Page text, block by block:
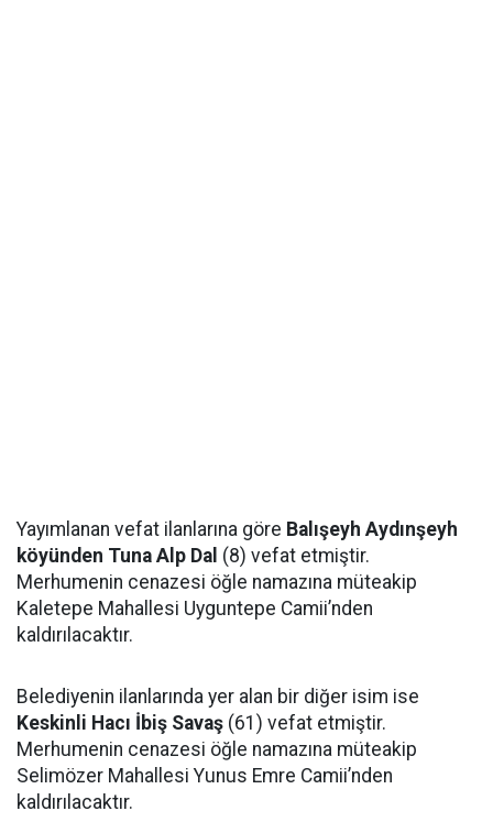
Yayımlanan vefat ilanlarına göre Balışeyh Aydınşeyh
köyünden Tuna Alp Dal (8) vefat etmiştir.
Merhumenin cenazesi öğle namazına müteakip
Kaletepe Mahallesi Uyguntepe Camii’nden
kaldırılacaktır.
Belediyenin ilanlarında yer alan bir diğer isim ise
Keskinli Hacı İbiş Savaş (61) vefat etmiştir.
Merhumenin cenazesi öğle namazına müteakip
Selimözer Mahallesi Yunus Emre Camii’nden
kaldırılacaktır.